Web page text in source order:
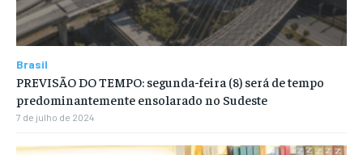
Brasil
PREVISÃO DO TEMPO: segunda-feira (8) será de tempo
predominantemente ensolarado no Sudeste
7 de julho de 2024